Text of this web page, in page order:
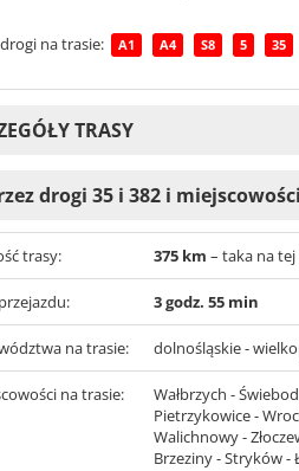
drogi na trasie: A1 A4 S8 5 35
TRASY
drogi 35 i 382 i
trasy: 375 km – taka na tej
3 godz. 55 min
na trasie: dolnośląskie -
na trasie:
Wałbrzych -
Pietrzykowice -
Walichnowy -
Brzeziny - Stryków -